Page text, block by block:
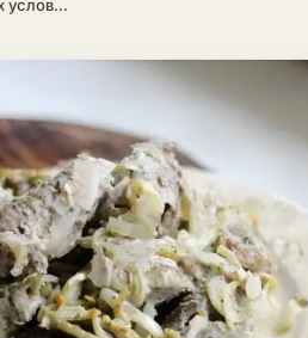
Говядина по-грузински – пошаговый рецепт в домашних условиях